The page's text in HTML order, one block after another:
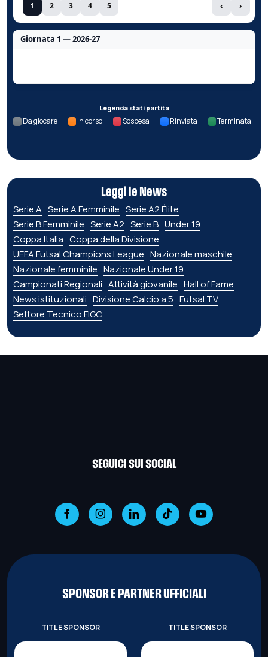
1 2 3 4 5 ‹ ›
Giornata 1 — 2026-27
Legenda stati partita
Da giocare In corso Sospesa Rinviata Terminata
Leggi le News
Serie A Serie A Femminile Serie A2 Élite
Serie B Femminile Serie A2 Serie B Under 19
Coppa Italia Coppa della Divisione
UEFA Futsal Champions League Nazionale maschile
Nazionale femminile Nazionale Under 19
Campionati Regionali Attività giovanile Hall of Fame
News istituzionali Divisione Calcio a 5 Futsal TV
Settore Tecnico FIGC
SEGUICI SUI SOCIAL
SPONSOR E PARTNER UFFICIALI
TITLE SPONSOR TITLE SPONSOR